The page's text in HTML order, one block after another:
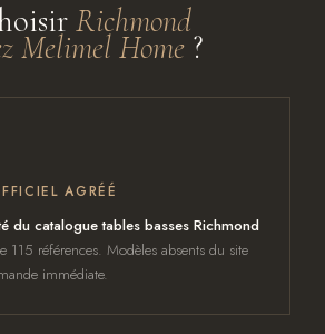
Richmond
Melimel Home ?
AGRÉÉ
du catalogue tables basses Richmond
115 références. Modèles absents du site
immédiate.